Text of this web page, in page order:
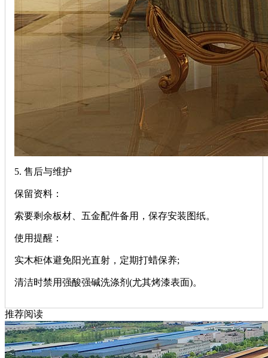
‌5. 售后与维护‌
‌保留资料‌：
索要剩余板材、五金配件备用，保存安装图纸。
‌使用提醒‌：
实木柜体避免阳光直射，定期打蜡保养;
清洁时禁用强酸强碱洗涤剂(尤其烤漆表面)。
推荐阅读